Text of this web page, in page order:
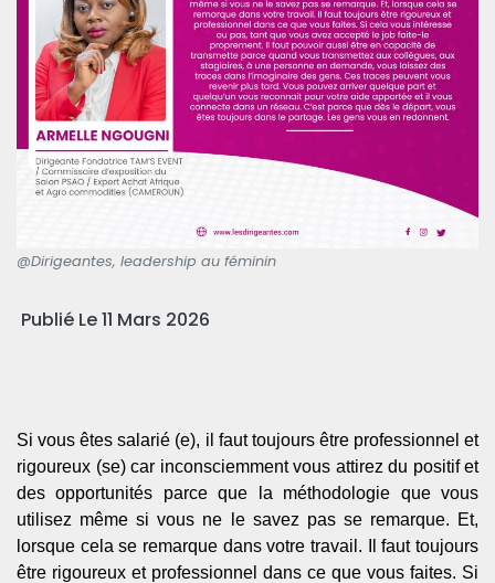
@Dirigeantes, leadership au féminin
Publié Le 11 Mars 2026
Si vous êtes salarié (e), il faut toujours être professionnel et
rigoureux (se) car inconsciemment vous attirez du positif et
des opportunités parce que la méthodologie que vous
utilisez même si vous ne le savez pas se remarque. Et,
lorsque cela se remarque dans votre travail. Il faut toujours
être rigoureux et professionnel dans ce que vous faites. Si